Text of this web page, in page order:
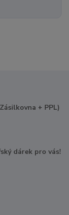
+ PPL)
dárek pro vás!